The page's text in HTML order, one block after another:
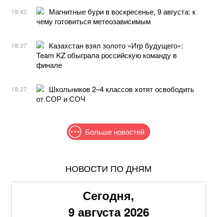
18:42
Магнитные бури в воскресенье, 9 августа: к
чему готовиться метеозависимым
18:37
Казахстан взял золото «Игр будущего»:
Team KZ обыграла российскую команду в
финале
18:37
Школьников 2–4 классов хотят освободить
от СОР и СОЧ
Больше новостей
За что можно получить от 597 до 908 гривен
Минфин назвал данные, которые будут проверять у
пенсионеров во время верификации: полный перечень
НОВОСТИ ПО ДНЯМ
Сегодня,
9 августа 2026